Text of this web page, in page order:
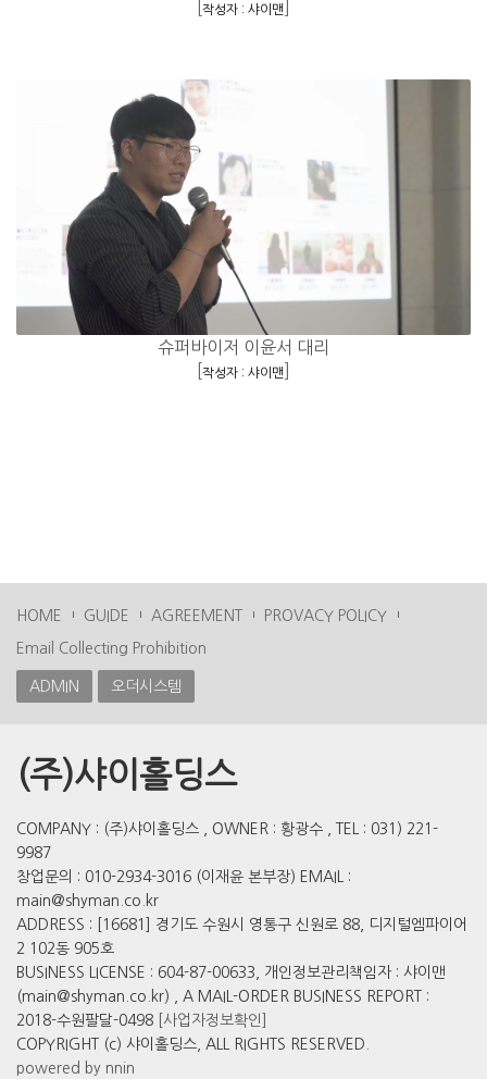
작성자 : 샤이맨
슈퍼바이저 이윤서 대리
작성자 : 샤이맨
HOME GUIDE AGREEMENT PROVACY POLICY
Email Collecting Prohibition
ADMIN 오더시스템
(주)샤이홀딩스
COMPANY : (주)샤이홀딩스 , OWNER : 황광수 , TEL : 031) 221-
9987
창업문의 : 010-2934-3016 (이재윤 본부장) EMAIL :
main@shyman.co.kr
ADDRESS : [16681] 경기도 수원시 영통구 신원로 88, 디지털엠파이어
2 102동 905호
BUSINESS LICENSE : 604-87-00633, 개인정보관리책임자 : 샤이맨
(main@shyman.co.kr) , A MAIL-ORDER BUSINESS REPORT :
2018-수원팔달-0498
[사업자정보확인]
COPYRIGHT (c) 샤이홀딩스, ALL RIGHTS RESERVED.
powered by nnin